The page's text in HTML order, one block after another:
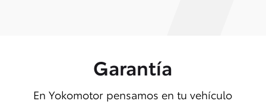
Garantía
En Yokomotor pensamos en tu vehículo